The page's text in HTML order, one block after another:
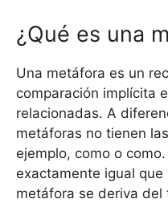
¿Qué es una
Una metáfora es un
comparación implícita
relacionadas. A
metáforas no tienen
ejemplo, como o
exactamente igual
metáfora se deriva del